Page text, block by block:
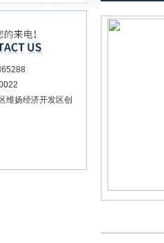
扬经济开发区创